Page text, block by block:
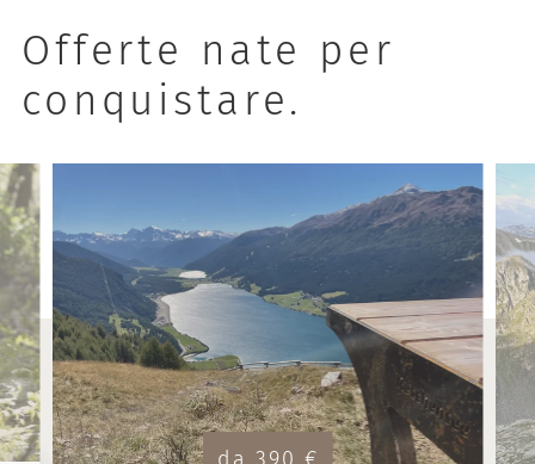
Offerte nate per
conquistare.